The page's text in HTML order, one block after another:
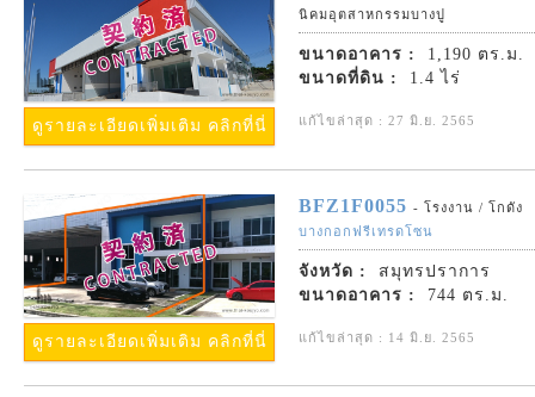
ดูรายละเอียดเพิ่มเติม คลิกที่นี่
นิคมอุตสาหกรรมบางปู
ขนาดอาคาร :
1,190 ตร.ม.
ขนาดที่ดิน :
1.4 ไร่
แก้ไขล่าสุด : 27 มิ.ย. 2565
ดูรายละเอียดเพิ่มเติม คลิกที่นี่
BFZ1F0055 - โรงงาน / โกดัง
บางกอกฟรีเทรดโซน
จังหวัด :
สมุทรปราการ
ขนาดอาคาร :
744 ตร.ม.
แก้ไขล่าสุด : 14 มิ.ย. 2565